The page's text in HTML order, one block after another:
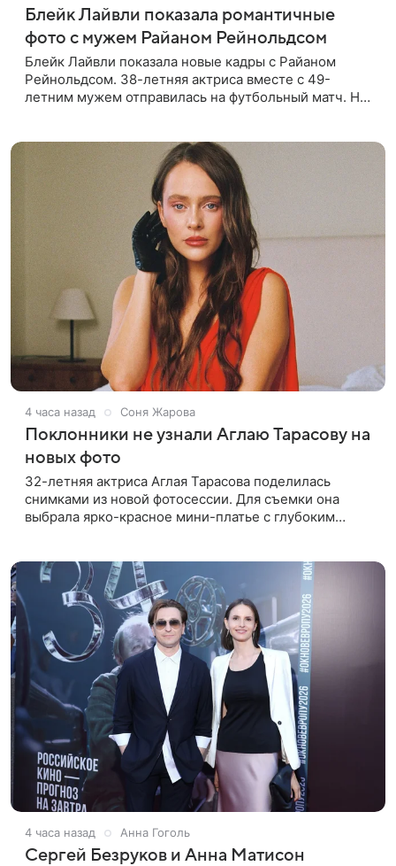
Блейк Лайвли показала романтичные
фото с мужем Райаном Рейнольдсом
Блейк Лайвли показала новые кадры с Райаном
Рейнольдсом. 38-летняя актриса вместе с 49-
летним мужем отправилась на футбольный матч. На
4 часа назад Соня Жарова
Поклонники не узнали Аглаю Тарасову на
новых фото
32-летняя актриса Аглая Тарасова поделилась
снимками из новой фотосессии. Для съемки она
выбрала ярко-красное мини-платье с глубоким
4 часа назад Анна Гоголь
Сергей Безруков и Анна Матисон